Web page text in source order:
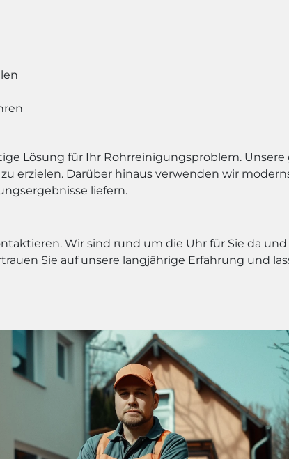
Lösung für Ihr Rohrreinigungsproblem.
erzielen. Darüber hinaus verwenden wir
liefern.
Wir sind rund um die Uhr für Sie da
Sie auf unsere langjährige Erfahrung und